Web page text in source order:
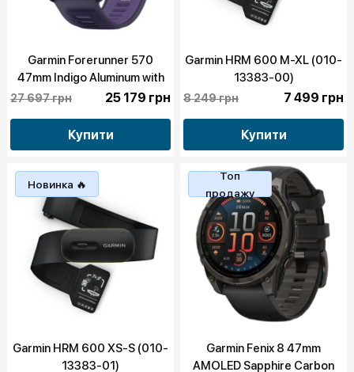
Garmin Forerunner 570
47mm Indigo Aluminum with
Translucent Imperial
02971-02)
27 697 грн 25 179 грн
Купити
Garmin HRM 600 M-XL (010-
13383-00)
8 249 грн 7 499 грн
Купити
Новинка 🔥
Garmin HRM 600 XS-S (010-
13383-01)
Топ
продажу
Garmin Fenix 8 47mm
AMOLED Sapphire Carbon